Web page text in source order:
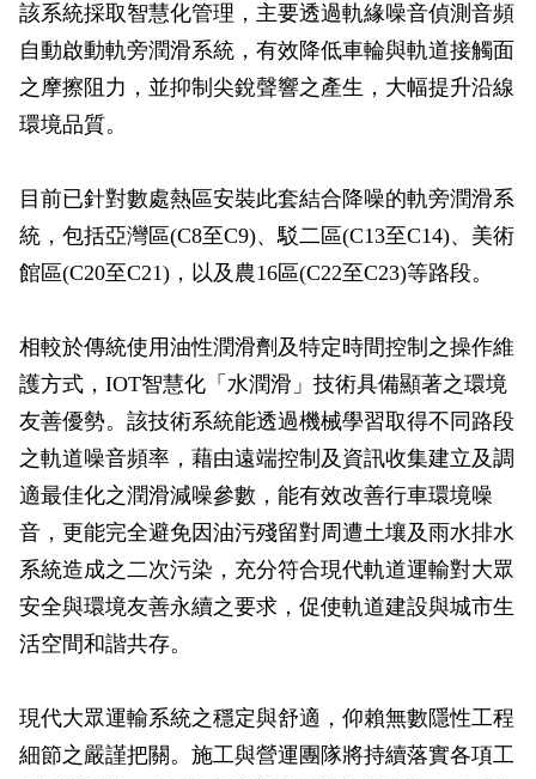
該系統採取智慧化管理，主要透過軌緣噪音偵測音頻
自動啟動軌旁潤滑系統，有效降低車輪與軌道接觸面
之摩擦阻力，並抑制尖銳聲響之產生，大幅提升沿線
環境品質。
目前已針對數處熱區安裝此套結合降噪的軌旁潤滑系
統，包括亞灣區(C8至C9)、駁二區(C13至C14)、美術
館區(C20至C21)，以及農16區(C22至C23)等路段。
相較於傳統使用油性潤滑劑及特定時間控制之操作維
護方式，IOT智慧化「水潤滑」技術具備顯著之環境
友善優勢。該技術系統能透過機械學習取得不同路段
之軌道噪音頻率，藉由遠端控制及資訊收集建立及調
適最佳化之潤滑減噪參數，能有效改善行車環境噪
音，更能完全避免因油污殘留對周遭土壤及雨水排水
系統造成之二次污染，充分符合現代軌道運輸對大眾
安全與環境友善永續之要求，促使軌道建設與城市生
活空間和諧共存。
現代大眾運輸系統之穩定與舒適，仰賴無數隱性工程
細節之嚴謹把關。施工與營運團隊將持續落實各項工